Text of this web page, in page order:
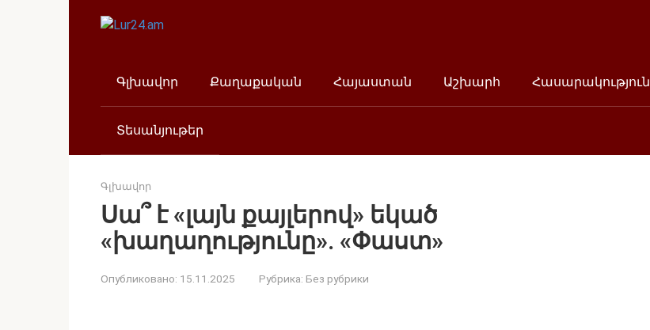
Գլխավոր Քաղաքական Հայաստան Աշխարհ Հասարակություն
Տեսանյութեր
Գլխավոր
Սա՞ է «լայն քայլերով» եկած
«խաղաղությունը». «Փաստ»
Опубликовано: 15.11.2025 Рубрика: Без рубрики